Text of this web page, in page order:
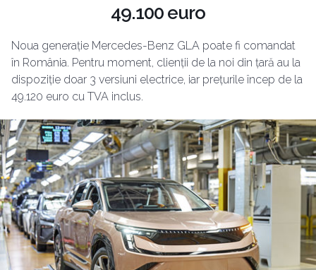
49.100 euro
Noua generație Mercedes-Benz GLA poate fi comandat
în România. Pentru moment, clienții de la noi din țară au la
dispoziție doar 3 versiuni electrice, iar prețurile încep de la
49.120 euro cu TVA inclus.